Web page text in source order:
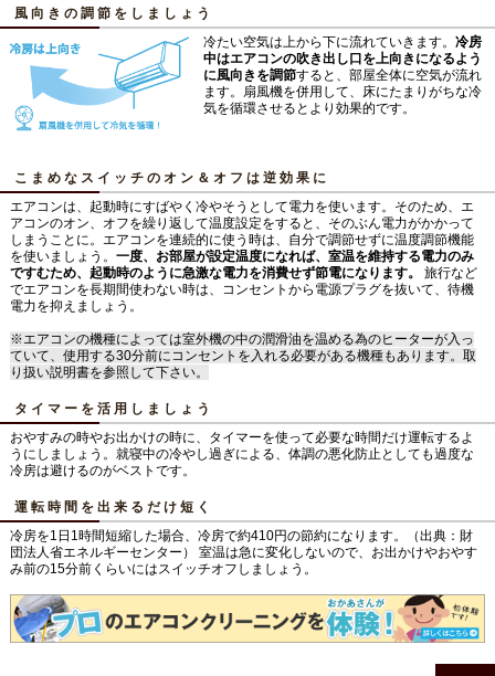
風向きの調節をしましょう
冷たい空気は上から下に流れていきます。冷房
中はエアコンの吹き出し口を上向きになるよう
に風向きを調節すると、部屋全体に空気が流れ
ます。扇風機を併用して、床にたまりがちな冷
気を循環させるとより効果的です。
こまめなスイッチのオン＆オフは逆効果に
エアコンは、起動時にすばやく冷やそうとして電力を使います。そのため、エ
アコンのオン、オフを繰り返して温度設定をすると、そのぶん電力がかかって
しまうことに。エアコンを連続的に使う時は、自分で調節せずに温度調節機能
を使いましょう。 一度、お部屋が設定温度になれば、室温を維持する電力のみ
ですむため、起動時のように急激な電力を消費せず節電になります。 旅行など
でエアコンを長期間使わない時は、コンセントから電源プラグを抜いて、待機
電力を抑えましょう。
※エアコンの機種によっては室外機の中の潤滑油を温める為のヒーターが入っ
ていて、使用する30分前にコンセントを入れる必要がある機種もあります。取
り扱い説明書を参照して下さい。
タイマーを活用しましょう
おやすみの時やお出かけの時に、タイマーを使って必要な時間だけ運転するよ
うにしましょう。就寝中の冷やし過ぎによる、体調の悪化防止としても過度な
冷房は避けるのがベストです。
運転時間を出来るだけ短く
冷房を1日1時間短縮した場合、冷房で約410円の節約になります。（出典：財
団法人省エネルギーセンター） 室温は急に変化しないので、お出かけやおやす
み前の15分前くらいにはスイッチオフしましょう。